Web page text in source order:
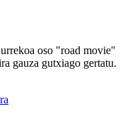
oso "road movie"
gauza gutxiago gertatu.